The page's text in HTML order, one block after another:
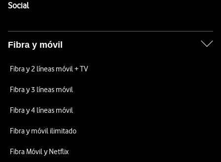
SocialEnlaces a las redes sociales de Vodafone
Fibra y móvil
Fibra y 2 líneas móvil + TV
Fibra y 3 líneas móvil
Fibra y 4 líneas móvil
Fibra y móvil ilimitado
Fibra Móvil y Netflix